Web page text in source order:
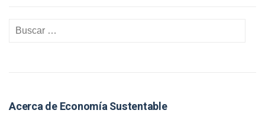
Acerca de Economía Sustentable